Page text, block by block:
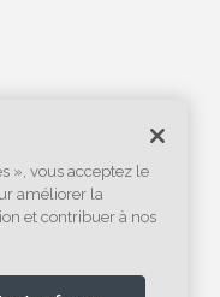
», vous acceptez le
améliorer la
et contribuer à nos